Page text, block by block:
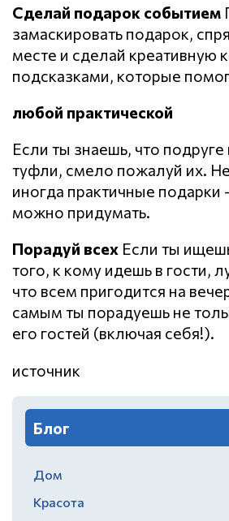
Сделай подарок событием
замаскировать подарок,
месте и сделай креативную
подсказками, которые
любой практической
Если ты знаешь, что
туфли, смело пожалуй их. Не
иногда практичные подарки
можно придумать.
Порадуй всех Если ты
того, к кому идешь в гости,
что всем пригодится на
самым ты порадуешь не
его гостей (включая себя!).
источник
Блог
Дом
Красота